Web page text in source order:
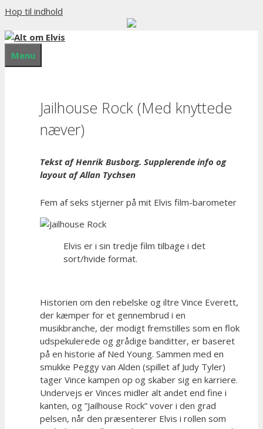
Hop til indhold
Menu
Jailhouse Rock (Med knyttede
næver)
Tekst af Henrik Busborg. Supplerende info og
layout af Allan Tychsen
Fem af seks stjerner på mit Elvis film-barometer
Elvis er i sin tredje film tilbage i det
sort/hvide format.
Historien om den rebelske og iltre Vince Everett,
der kæmper for et gennembrud i en
musikbranche, der modigt fremstilles som en flok
udspekulerede og grådige banditter, er baseret
på en historie af Ned Young. Sammen med en
smukke Peggy van Alden (spillet af Judy Tyler)
tager Vince kampen op og skaber sig en karriere.
Undervejs er Vinces midler alt andet end fine i
kanten, og ”Jailhouse Rock” vover i den grad
pelsen, når den præsenterer Elvis i rollen som